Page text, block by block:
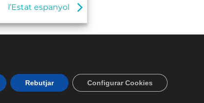
l’Estat espanyol
Rebutjar Configurar Cookies